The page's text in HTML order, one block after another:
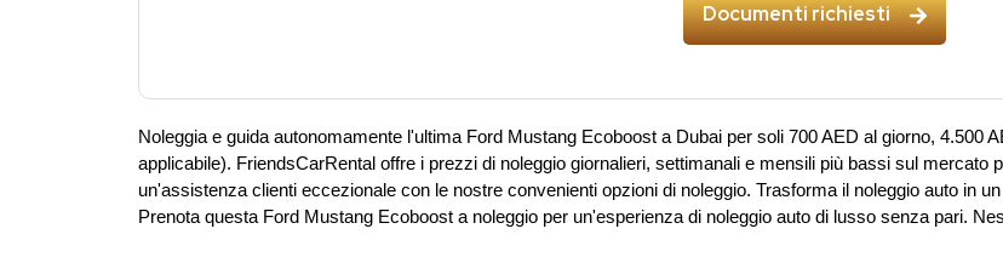
Documenti richiesti
Noleggia e guida autonomamente l'ultima Ford Mustang Ecoboost a Dubai per soli 700 AED al giorno, 4.500
applicabile). FriendsCarRental offre i prezzi di noleggio giornalieri, settimanali e mensili più bassi sul mercato
un'assistenza clienti eccezionale con le nostre convenienti opzioni di noleggio. Trasforma il noleggio auto in
Prenota questa Ford Mustang Ecoboost a noleggio per un'esperienza di noleggio auto di lusso senza pari.